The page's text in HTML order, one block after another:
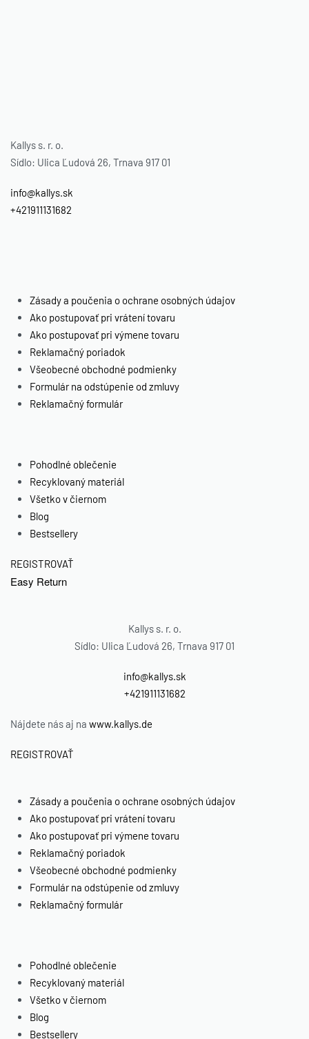
AMAZE Dámsky
športový set,
petrolejový
GLOW, Dámske
športové legíny
34.00
17.00
-50% OFF
AUTHENTICITY
športová
podprsenka,
Kallys s. r. o.
Sídlo: Ulica Ľudová 26, Trnava 917 01
info@kallys.sk
+421911131682
Zásady a poučenia o ochrane osobných údajov
Ako postupovať pri vrátení tovaru
Ako postupovať pri výmene tovaru
Reklamačný poriadok
Všeobecné obchodné podmienky
Formulár na odstúpenie od zmluvy
Reklamačný formulár
Pohodlné oblečenie
Recyklovaný materiál
Všetko v čiernom
Blog
Bestsellery
REGISTROVAŤ
Easy Return
Kallys s. r. o.
Sídlo: Ulica Ľudová 26, Trnava 917 01
info@kallys.sk
+421911131682
Nájdete nás aj na www.kallys.de
REGISTROVAŤ
Zásady a poučenia o ochrane osobných údajov
Ako postupovať pri vrátení tovaru
Ako postupovať pri výmene tovaru
Reklamačný poriadok
Všeobecné obchodné podmienky
Formulár na odstúpenie od zmluvy
Reklamačný formulár
Pohodlné oblečenie
Recyklovaný materiál
Všetko v čiernom
Blog
Bestsellery